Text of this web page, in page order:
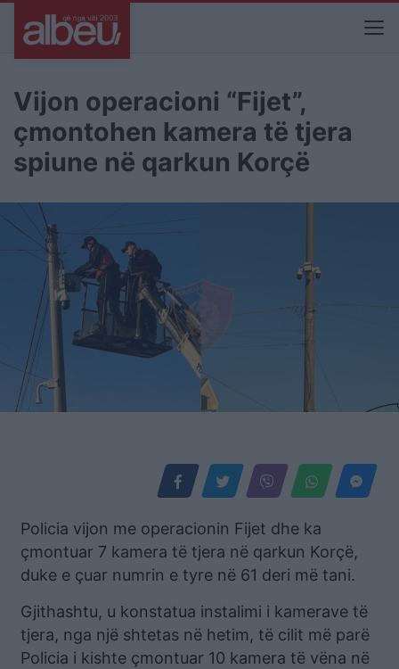
Vijon operacioni “Fijet”,
çmontohen kamera të tjera
spiune në qarkun Korçë
Policia vijon me operacionin Fijet dhe ka
çmontuar 7 kamera të tjera në qarkun Korçë,
duke e çuar numrin e tyre në 61 deri më tani.
Gjithashtu, u konstatua instalimi i kamerave të
tjera, nga një shtetas në hetim, të cilit më parë
Policia i kishte çmontuar 10 kamera të vëna në